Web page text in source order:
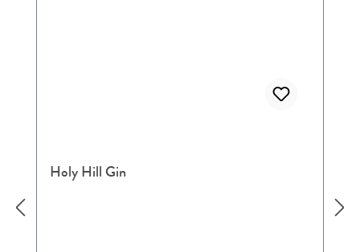
Holy Hill Gin